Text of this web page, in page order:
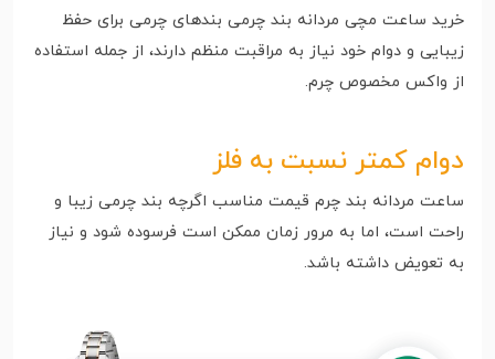
خرید ساعت مچی مردانه بند چرمی بندهای چرمی برای حفظ
زیبایی و دوام خود نیاز به مراقبت منظم دارند، از جمله استفاده
از واکس مخصوص چرم.
دوام کمتر نسبت به فلز
ساعت مردانه بند چرم قیمت مناسب اگرچه بند چرمی زیبا و
راحت است، اما به مرور زمان ممکن است فرسوده شود و نیاز
به تعویض داشته باشد.